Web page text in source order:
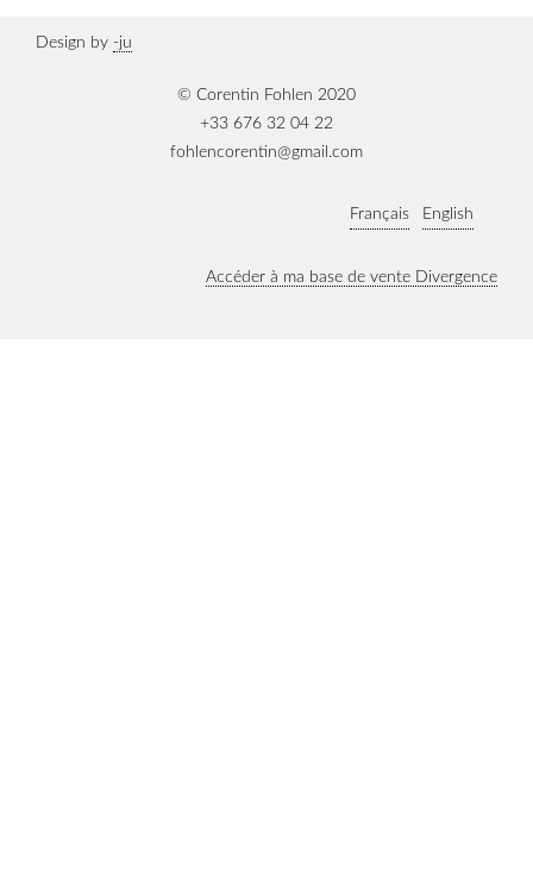
Design by -ju
© Corentin Fohlen 2020
+33 676 32 04 22
fohlencorentin@gmail.com
Français English
Accéder à ma base de vente Divergence